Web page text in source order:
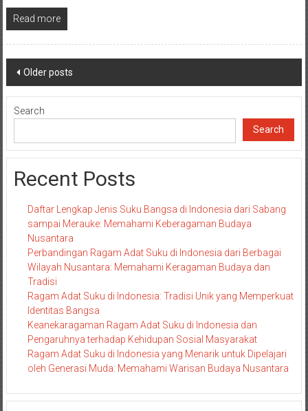
Read more
Posts
navigation
Older posts
Search
Search
Recent Posts
Daftar Lengkap Jenis Suku Bangsa di Indonesia dari Sabang
sampai Merauke: Memahami Keberagaman Budaya
Nusantara
Perbandingan Ragam Adat Suku di Indonesia dari Berbagai
Wilayah Nusantara: Memahami Keragaman Budaya dan
Tradisi
Ragam Adat Suku di Indonesia: Tradisi Unik yang Memperkuat
Identitas Bangsa
Keanekaragaman Ragam Adat Suku di Indonesia dan
Pengaruhnya terhadap Kehidupan Sosial Masyarakat
Ragam Adat Suku di Indonesia yang Menarik untuk Dipelajari
oleh Generasi Muda: Memahami Warisan Budaya Nusantara